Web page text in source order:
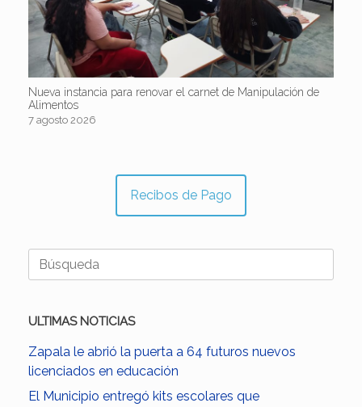
Nueva instancia para renovar el carnet de Manipulación de
Alimentos
7 agosto 2026
Recibos de Pago
Buscar:
ULTIMAS NOTICIAS
Zapala le abrió la puerta a 64 futuros nuevos
licenciados en educación
El Municipio entregó kits escolares que